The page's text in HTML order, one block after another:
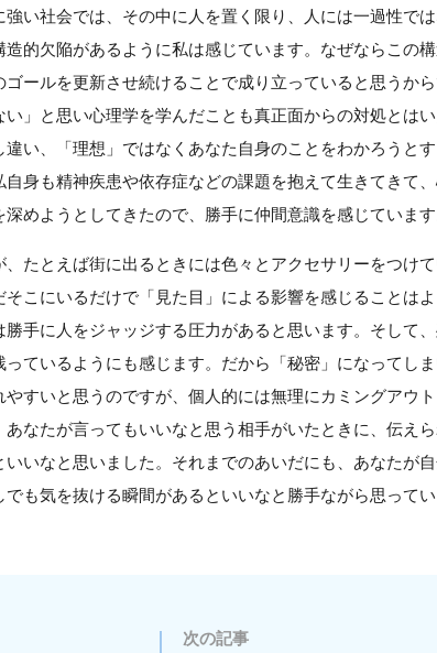
い社会では、その中に人を置く限り、人には一過性で
的欠陥があるように私は感じています。なぜならこの
ールを更新させ続けることで成り立っていると思うから
」と思い心理学を学んだことも真正面からの対処とは
い、「理想」ではなくあなた自身のことをわかろうと
身も精神疾患や依存症などの課題を抱えて生きてきて
めようとしてきたので、勝手に仲間意識を感じています
たとえば街に出るときには色々とアクセサリーをつけ
こにいるだけで「見た目」による影響を感じることはよ
手に人をジャッジする圧力があると思います。そして
ているようにも感じます。だから「秘密」になってし
すいと思うのですが、個人的には無理にカミングアウ
なたが言ってもいいなと思う相手がいたときに、伝え
いなと思いました。それまでのあいだにも、あなたが
も気を抜ける瞬間があるといいなと勝手ながら思ってい
次の記事